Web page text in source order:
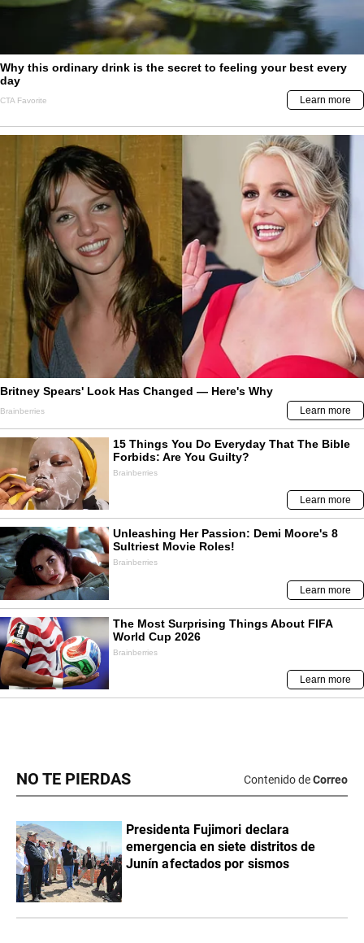
NO TE PIERDAS Contenido deCorreo
Presidenta Fujimori declara
emergencia en siete distritos de
Junín afectados por sismos